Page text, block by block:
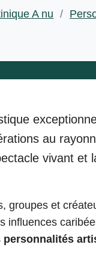
A nu /
au
vivant et
groupes et
influences
personnalités